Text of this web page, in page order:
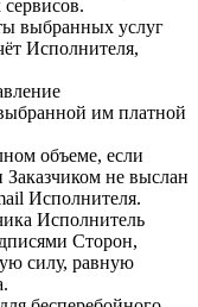
выбранных услуг
Исполнителя,
им платной
объеме, если
Заказчиком не выслан
Исполнителя.
Исполнитель
Сторон,
силу, равную